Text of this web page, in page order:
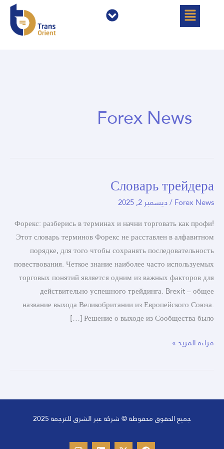
القائمة القائمة
Forex News
Словарь трейдера
Forex News
/ديسمبر 2, 2025
Форекс: разберись в терминах и начни торговать как профи!
Этот словарь терминов Форекс не расставлен в алфавитном
порядке, для того чтобы сохранять последовательность
повествования. Четкое знание наиболее часто используемых
торговых понятий является одним из важных факторов для
действительно успешного трейдинга. Brexit – общее
название выхода Великобритании из Европейского Союза.
Решение о выходе из Сообщества было […]
Словарь
трейдера
قراءة المزيد »
جميع الحقوق محفوظة © شركة عبر الشرق للترجمة 2025